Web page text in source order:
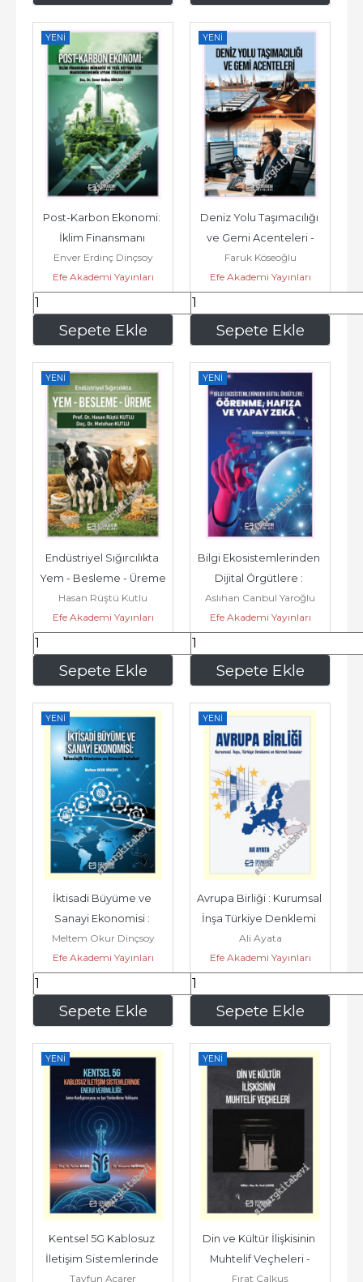
YENI
Sepete Ekle
Post-Karbon Ekonomi:
İklim Finansmanı
Mimarisi ve Yeşil
Büyüme İçin...
Enver Erdinç Dinçsoy
Efe Akademi Yayınları
360,00
YENI
Sepete Ekle
Deniz Yolu Taşımacılığı
ve Gemi Acenteleri -
Faruk Köseoğlu
Efe Akademi Yayınları
360,00
YENI
Sepete Ekle
Endüstriyel Sığırcılıkta
Yem - Besleme - Üreme
: Teorik Temel - Pratik...
Hasan Rüştü Kutlu
Efe Akademi Yayınları
1.440 ,00
YENI
Sepete Ekle
Bilgi Ekosistemlerinden
Dijital Örgütlere :
Öğrenme Hafıza ve
Yapay Zeka -
Aslıhan Canbul Yaroğlu
Efe Akademi Yayınları
252,00
YENI
Sepete Ekle
İktisadi Büyüme ve
Sanayi Ekonomisi :
Teknolojik Dönüşüm ve
Küresel...
Meltem Okur Dinçsoy
Efe Akademi Yayınları
297,00
YENI
Sepete Ekle
Avrupa Birliği : Kurumsal
İnşa Türkiye Denklemi
ve Küresel Sınavlar -
Ali Ayata
Efe Akademi Yayınları
405,00
YENI
Kentsel 5G Kablosuz
İletişim Sistemlerinde
Enerji Verimliliği :
Tayfun Acarer
YENI
Din ve Kültür İlişkisinin
Muhtelif Veçheleri -
Fırat Çalkuş